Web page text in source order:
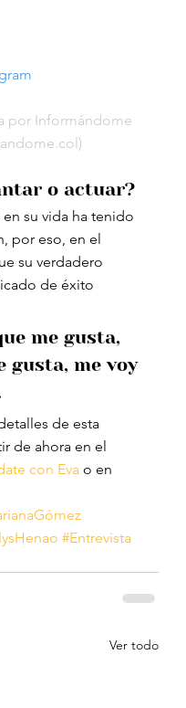
por Informándome
o actuar?
su vida ha tenido
por eso, en el
su verdadero
de éxito
me gusta,
gusta, me voy
de esta
de ahora en el
con Eva o en
#Entrevista
Ver todo